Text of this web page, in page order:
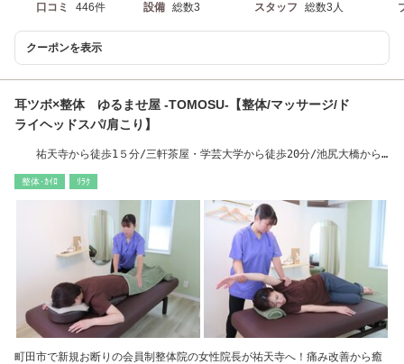
口コミ 446件 設備 総数3 スタッフ 総数3人
クーポンを表示
耳ツボ×整体 ゆるませ屋 -TOMOSU-【整体/マッサージ/ド
ライヘッドスパ/肩こり】
祐天寺から徒歩1５分/三軒茶屋・学芸大学から徒歩20分/池尻大橋から
整体･ｶｲﾛ ﾘﾗｸ
町田市で新規お断りの会員制整体院の女性院長が祐天寺へ！痛み改善から癒